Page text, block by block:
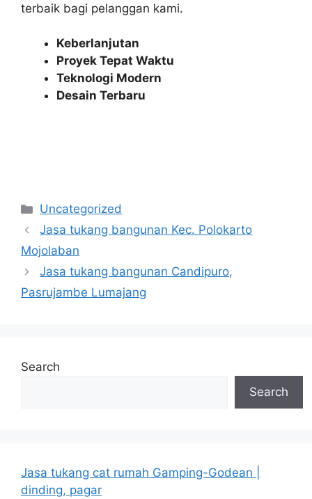
terbaik bagi pelanggan kami.
Keberlanjutan
Proyek Tepat Waktu
Teknologi Modern
Desain Terbaru
Categories
Uncategorized
Jasa tukang bangunan Kec. Polokarto
Mojolaban
Jasa tukang bangunan Candipuro,
Pasrujambe Lumajang
Search
Search
Jasa tukang cat rumah Gamping-Godean |
dinding, pagar